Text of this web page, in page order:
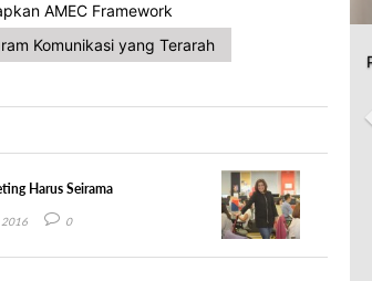
AMEC Framework
Komunikasi yang Terarah
Harus Seirama
0